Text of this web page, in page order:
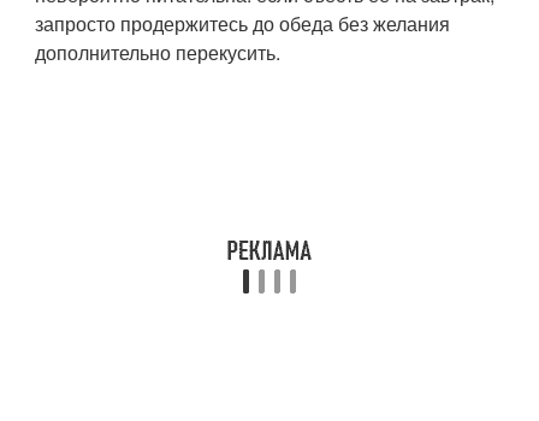
запросто продержитесь до обеда без желания
дополнительно перекусить.